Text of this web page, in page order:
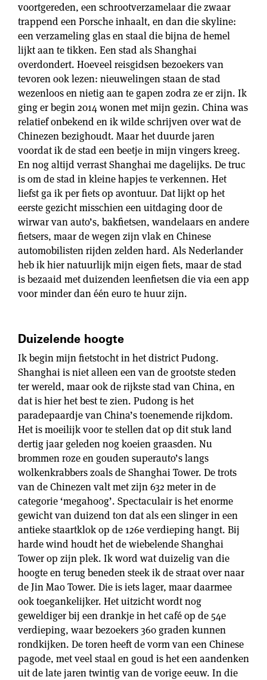
voortgereden, een schrootverzamelaar die zwaar
trappend een Porsche inhaalt, en dan die skyline:
een verzameling glas en staal die bijna de hemel
lijkt aan te tikken. Een stad als Shanghai
overdondert. Hoeveel reisgidsen bezoekers van
tevoren ook lezen: nieuwelingen staan de stad
wezenloos en nietig aan te gapen zodra ze er zijn. Ik
ging er begin 2014 wonen met mijn gezin. China was
relatief onbekend en ik wilde schrijven over wat de
Chinezen bezighoudt. Maar het duurde jaren
voordat ik de stad een beetje in mijn vingers kreeg.
En nog altijd verrast Shanghai me dagelijks. De truc
is om de stad in kleine hapjes te verkennen. Het
liefst ga ik per fiets op avontuur. Dat lijkt op het
eerste gezicht misschien een uitdaging door de
wirwar van auto’s, bakfietsen, wandelaars en andere
fietsers, maar de wegen zijn vlak en Chinese
automobilisten rijden zelden hard. Als Nederlander
heb ik hier natuurlijk mijn eigen fiets, maar de stad
is bezaaid met duizenden leenfietsen die via een app
voor minder dan één euro te huur zijn.
Duizelende hoogte
Ik begin mijn fietstocht in het district Pudong.
Shanghai is niet alleen een van de grootste steden
ter wereld, maar ook de rijkste stad van China, en
dat is hier het best te zien. Pudong is het
paradepaardje van China’s toenemende rijkdom.
Het is moeilijk voor te stellen dat op dit stuk land
dertig jaar geleden nog koeien graasden. Nu
brommen roze en gouden superauto’s langs
wolkenkrabbers zoals de Shanghai Tower. De trots
van de Chinezen valt met zijn 632 meter in de
categorie ‘megahoog’. Spectaculair is het enorme
gewicht van duizend ton dat als een slinger in een
antieke staartklok op de 126e verdieping hangt. Bij
harde wind houdt het de wiebelende Shanghai
Tower op zijn plek. Ik word wat duizelig van die
hoogte en terug beneden steek ik de straat over naar
de Jin Mao Tower. Die is iets lager, maar daarmee
ook toegankelijker. Het uitzicht wordt nog
geweldiger bij een drankje in het café op de 54e
verdieping, waar bezoekers 360 graden kunnen
rondkijken. De toren heeft de vorm van een Chinese
pagode, met veel staal en goud is het een aandenken
uit de late jaren twintig van de vorige eeuw. In die